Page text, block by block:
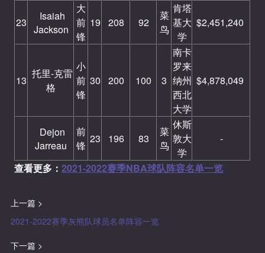
23
Isaiah
Jackson
大
前
锋
19 208 92
菜
鸟
肯塔
基大
学
$2,451,240
13
托里-克雷
格
小
前
锋
30 200 100 3
南卡
罗来
纳州
西北
大学
$4,878,049
Dejon
Jarreau
前
锋
23 196 83
菜
鸟
休斯
敦大
学
-
查看更多： 2021-2022赛季NBA球队阵容名单一览
上一篇 >
2021-2022赛季灰熊队球员名单阵容一览
下一篇 >